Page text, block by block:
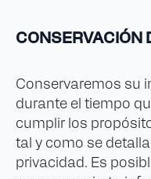
CONSERVACIÓN
Conservaremos su
durante el tiempo
cumplir los
tal y como se
privacidad. Es